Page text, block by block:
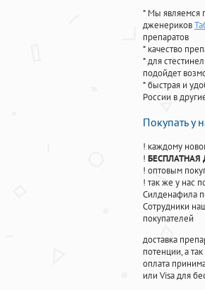
* Мы являемся
дженериков
препаратов
* качество
* для
подойдет
* быстрая и
России в
Покупать у
! каждому
! БЕСПЛАТНАЯ
! оптовым
! так же у нас
Силденафила
Cотрудники
покупателей
доставка
потенции, а
оплата
или Visa для